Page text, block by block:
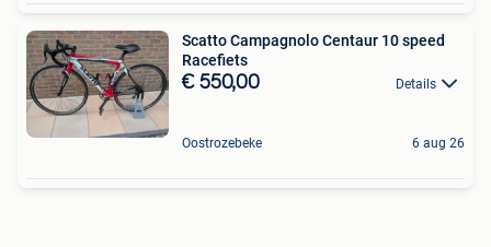
Scatto Campagnolo Centaur 10 speed
Racefiets
€ 550,00 Details
Oostrozebeke 6 aug 26